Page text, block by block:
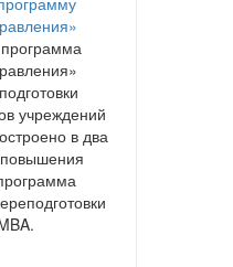
учреждений
в два